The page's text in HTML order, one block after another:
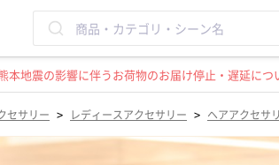
本地震の影響に伴うお荷物のお届け停止・遅延につ
セサリー > レディースアクセサリー > ヘアアクセサ